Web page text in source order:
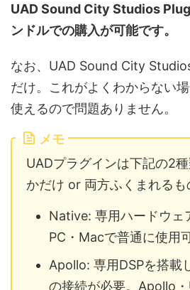
UAD Sound City Studios
ンドルでの購入が可能です。
なお、UAD Sound City
だけ。これがよくわからない
使えるので問題ありません。
メモ
UADプラグインは下記の2
かだけ or 両方ふくまれるも
Native: 専用ハードウェ
PC・Macで普通に使用
Apollo: 専用DSPを搭載
の接続が必要。Apollo